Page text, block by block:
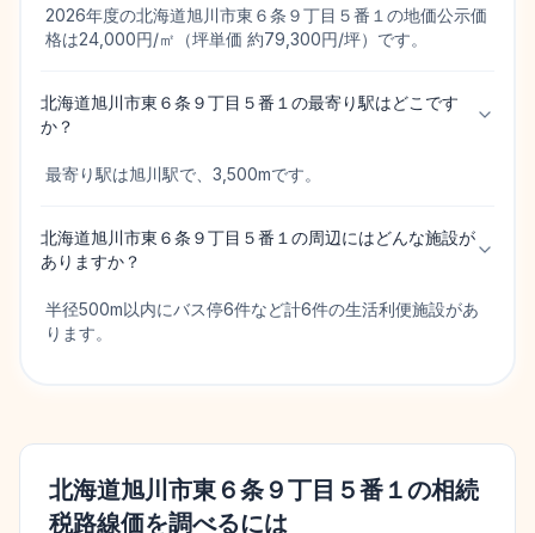
2026年度の北海道旭川市東６条９丁目５番１の地価公示価
格は24,000円/㎡（坪単価 約79,300円/坪）です。
北海道旭川市東６条９丁目５番１の最寄り駅はどこです
か？
最寄り駅は旭川駅で、3,500mです。
北海道旭川市東６条９丁目５番１の周辺にはどんな施設が
ありますか？
半径500m以内にバス停6件など計6件の生活利便施設があ
ります。
北海道旭川市東６条９丁目５番１の相続
税路線価を調べるには